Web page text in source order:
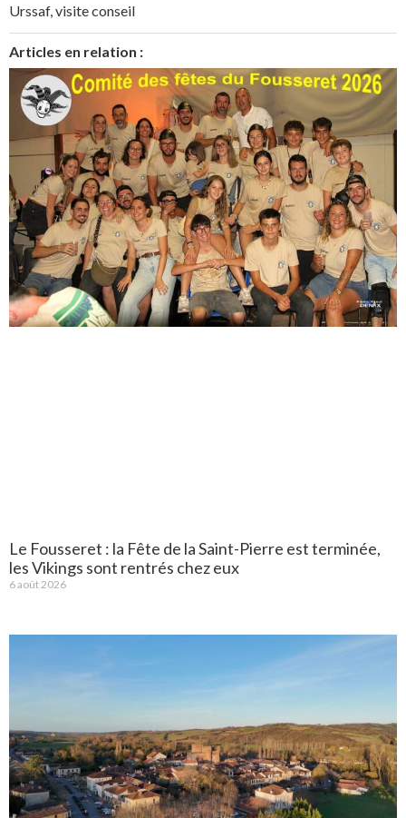
Urssaf, visite conseil
Articles en relation :
Le Fousseret : la Fête de la Saint-Pierre est terminée,
les Vikings sont rentrés chez eux
6 août 2026